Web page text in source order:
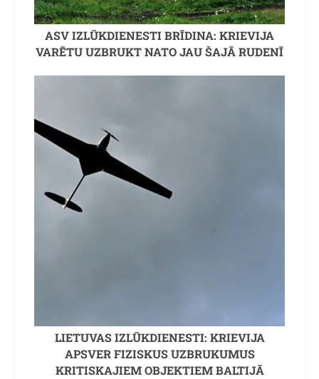
ASV IZLŪKDIENESTI BRĪDINA: KRIEVIJA
VARĒTU UZBRUKT NATO JAU ŠAJĀ RUDENĪ
LIETUVAS IZLŪKDIENESTI: KRIEVIJA
APSVER FIZISKUS UZBRUKUMUS
KRITISKAJIEM OBJEKTIEM BALTIJĀ